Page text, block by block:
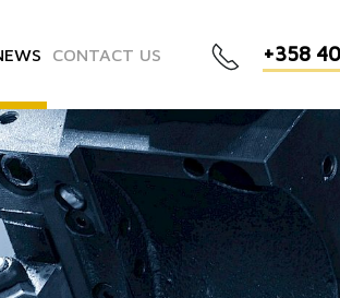
CONTACT US +358